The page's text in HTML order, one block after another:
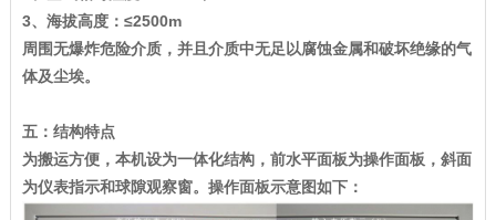
3、海拔高度：≤2500m
周围无爆炸危险介质，并且介质中无足以腐蚀金属和破坏绝缘的气
体及尘埃。
五：结构特点
为搬运方便，本机设为一体化结构，前水平面板为操作面板，斜面
为仪表指示和球隙观察窗。操作面板示意图如下：